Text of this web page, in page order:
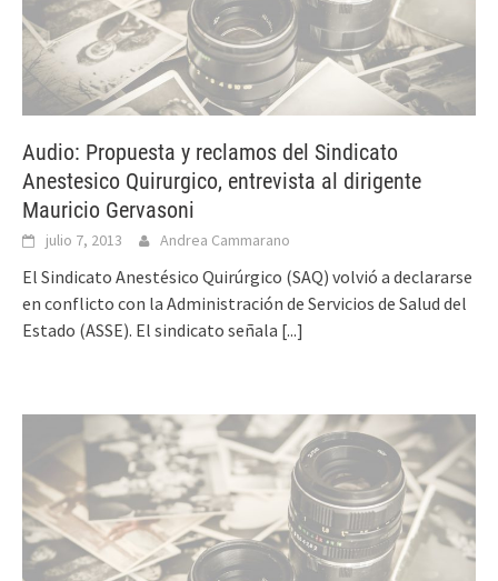
Audio: Propuesta y reclamos del Sindicato
Anestesico Quirurgico, entrevista al dirigente
Mauricio Gervasoni
julio 7, 2013 Andrea Cammarano
El Sindicato Anestésico Quirúrgico (SAQ) volvió a declararse
en conflicto con la Administración de Servicios de Salud del
Estado (ASSE). El sindicato señala [...]